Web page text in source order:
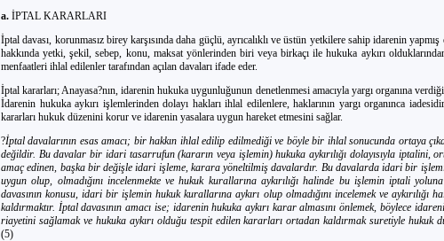
a. İPTAL KARARLARI
İptal davası, korunmasız birey karşısında daha güçlü, ayrıcalıklı ve üstün yetkilere sahip idarenin
hakkında yetki, şekil, sebep, konu, maksat yönlerinden biri veya birkaçı ile hukuka aykırı
menfaatleri ihlal edilenler tarafından açılan davaları ifade eder.
İptal kararları; Anayasa?nın, idarenin hukuka uygunluğunun denetlenmesi amacıyla yargı organına
İdarenin hukuka aykırı işlemlerinden dolayı hakları ihlal edilenlere, haklarının yargı organınca
kararları hukuk düzenini korur ve idarenin yasalara uygun hareket etmesini sağlar.
?İptal davalarının esas amacı; bir hakkın ihlal edilip edilmediği ve böyle bir ihlal sonucunda ortaya
değildir. Bu davalar bir idari tasarrufun (kararın veya işlemin) hukuka aykırılığı dolayısıyla iptalini,
amaç edinen, başka bir değişle idari işleme, karara yöneltilmiş davalardır. Bu davalarda idari bir
uygun olup, olmadığını incelenmekte ve hukuk kurallarına aykırılığı halinde bu işlemin iptali
davasının konusu, idari bir işlemin hukuk kurallarına aykırı olup olmadığını incelemek ve aykırılığı
kaldırmaktır. İptal davasının amacı ise; idarenin hukuka aykırı karar almasını önlemek, böylece
riayetini sağlamak ve hukuka aykırı olduğu tespit edilen kararları ortadan kaldırmak suretiyle hukuk
(5)